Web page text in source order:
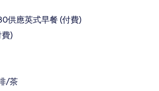
供應英式早餐 (付費)
)
/茶